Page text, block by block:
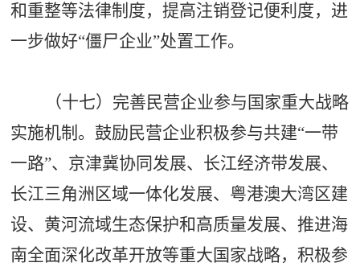
和重整等法律制度，提高注销登记便利度，进
一步做好“僵尸企业”处置工作。
（十七）完善民营企业参与国家重大战略
实施机制。鼓励民营企业积极参与共建“一带
一路”、京津冀协同发展、长江经济带发展、
长江三角洲区域一体化发展、粤港澳大湾区建
设、黄河流域生态保护和高质量发展、推进海
南全面深化改革开放等重大国家战略，积极参